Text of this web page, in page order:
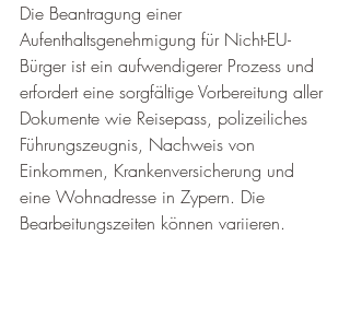
Die Beantragung einer
Aufenthaltsgenehmigung für Nicht-EU-
Bürger ist ein aufwendigerer Prozess und
erfordert eine sorgfältige Vorbereitung aller
Dokumente wie Reisepass, polizeiliches
Führungszeugnis, Nachweis von
Einkommen, Krankenversicherung und
eine Wohnadresse in Zypern. Die
Bearbeitungszeiten können variieren.